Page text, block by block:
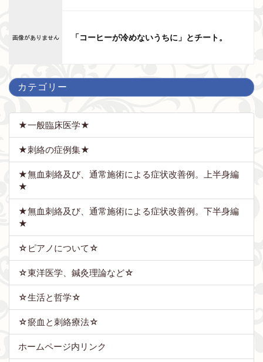
「コーヒーが冷めないうちに」とチート。
カテゴリー
★一般臨床医学★
★刺絡の症例集★
★無血刺絡及び、通常施術による症状改善例。上半身編
★
★無血刺絡及び、通常施術による症状改善例。下半身編
★
☆ピアノについて☆
☆東洋医学、鍼灸理論など☆
☆生活と哲学☆
☆瘀血と刺絡療法☆
ホームページ内リンク